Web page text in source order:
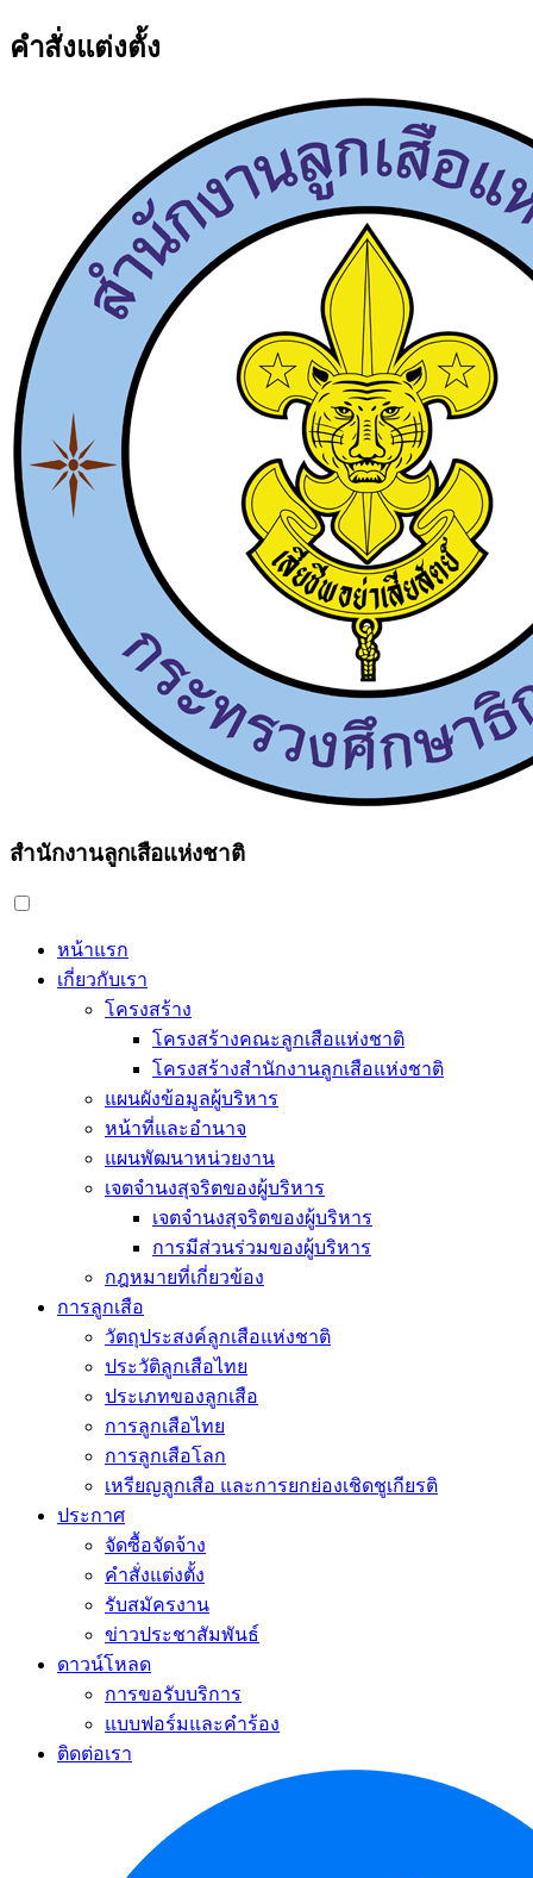
คำสั่งแต่งตั้ง
สำนักงานลูกเสือแห่งชาติ
หน้าแรก
เกี่ยวกับเรา
โครงสร้าง
โครงสร้างคณะลูกเสือแห่งชาติ
โครงสร้างสำนักงานลูกเสือแห่งชาติ
แผนผังข้อมูลผู้บริหาร
หน้าที่และอำนาจ
แผนพัฒนาหน่วยงาน
เจตจำนงสุจริตของผู้บริหาร
เจตจำนงสุจริตของผู้บริหาร
การมีส่วนร่วมของผู้บริหาร
กฎหมายที่เกี่ยวข้อง
การลูกเสือ
วัตถุประสงค์ลูกเสือแห่งชาติ
ประวัติลูกเสือไทย
ประเภทของลูกเสือ
การลูกเสือไทย
การลูกเสือโลก
เหรียญลูกเสือ และการยกย่องเชิดชูเกียรติ
ประกาศ
จัดซื้อจัดจ้าง
คำสั่งแต่งตั้ง
รับสมัครงาน
ข่าวประชาสัมพันธ์
ดาวน์โหลด
การขอรับบริการ
แบบฟอร์มและคำร้อง
ติดต่อเรา